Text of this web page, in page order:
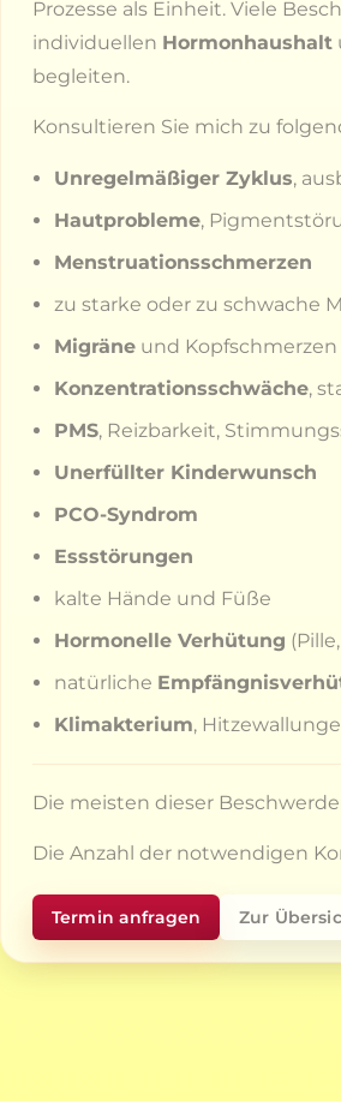
Prozesse als Einheit. Viele
individuellen Hormonhaushalt
begleiten.
Konsultieren Sie mich zu
Unregelmäßiger Zyklus,
Hautprobleme,
Menstruationsschmerzen
zu starke oder zu schwache
Migräne und Kopfschmerzen
Konzentrationsschwäche,
PMS, Reizbarkeit,
Unerfüllter Kinderwunsch
PCO-Syndrom
Essstörungen
kalte Hände und Füße
Hormonelle Verhütung
natürliche
Klimakterium,
Die meisten dieser
Die Anzahl der notwendigen
Termin anfragen Zur